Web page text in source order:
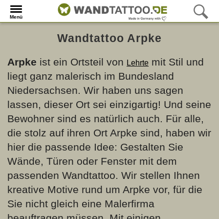
Menü
Wandtattoo Arpke
Arpke ist ein Ortsteil von Lehrte mit Stil und
liegt ganz malerisch im Bundesland
Niedersachsen. Wir haben uns sagen
lassen, dieser Ort sei einzigartig! Und seine
Bewohner sind es natürlich auch. Für alle,
die stolz auf ihren Ort Arpke sind, haben wir
hier die passende Idee: Gestalten Sie
Wände, Türen oder Fenster mit dem
passenden Wandtattoo. Wir stellen Ihnen
kreative Motive rund um Arpke vor, für die
Sie nicht gleich eine Malerfirma